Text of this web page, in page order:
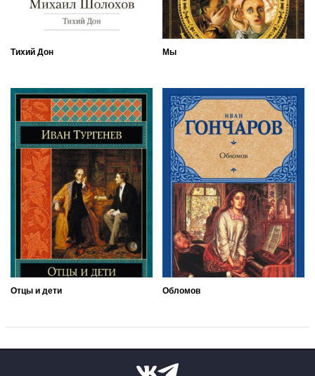
Тихий Дон Мы
Отцы и дети Обломов